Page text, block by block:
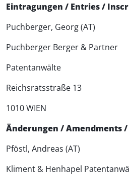
Eintragungen / Entries /
Puchberger, Georg (AT)
Puchberger Berger & Partner
Patentanwälte
Reichsratsstraße 13
1010 WIEN
Änderungen / Amendments
Pföstl, Andreas (AT)
Kliment & Henhapel